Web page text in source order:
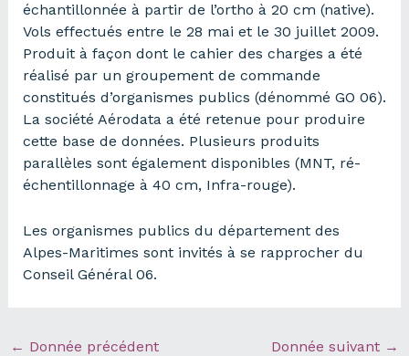
échantillonnée à partir de l’ortho à 20 cm (native).
Vols effectués entre le 28 mai et le 30 juillet 2009.
Produit à façon dont le cahier des charges a été
réalisé par un groupement de commande
constitués d’organismes publics (dénommé GO 06).
La société Aérodata a été retenue pour produire
cette base de données. Plusieurs produits
parallèles sont également disponibles (MNT, ré-
échentillonnage à 40 cm, Infra-rouge).
Les organismes publics du département des
Alpes-Maritimes sont invités à se rapprocher du
Conseil Général 06.
← Donnée précédent Donnée suivant →